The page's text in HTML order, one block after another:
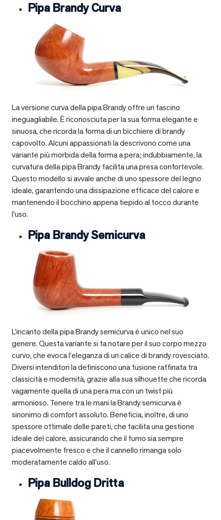
Pipa Brandy Curva
La versione curva della pipa Brandy offre un fascino
ineguagliabile. È riconosciuta per la sua forma elegante e
sinuosa, che ricorda la forma di un bicchiere di brandy
capovolto. Alcuni appassionati la descrivono come una
variante più morbida della forma a pera; indubbiamente, la
curvatura della pipa Brandy facilita una presa confortevole.
Questo modello si avvale anche di uno spessore del legno
ideale, garantendo una dissipazione efficace del calore e
mantenendo il bocchino appena tiepido al tocco durante
l’uso.
Pipa Brandy Semicurva
L’incanto della pipa Brandy semicurva è unico nel suo
genere. Questa variante si fa notare per il suo corpo mezzo
curvo, che evoca l’eleganza di un calice di brandy rovesciato.
Diversi intenditori la definiscono una fusione raffinata tra
classicità e modernità, grazie alla sua silhouette che ricorda
vagamente quella di una pera ma con un twist più
armonioso. Tenere tra le mani la Brandy semicurva è
sinonimo di comfort assoluto. Beneficia, inoltre, di uno
spessore ottimale delle pareti, che facilita una gestione
ideale del calore, assicurando che il fumo sia sempre
piacevolmente fresco e che il cannello rimanga solo
moderatamente caldo all’uso.
Pipa Bulldog Dritta